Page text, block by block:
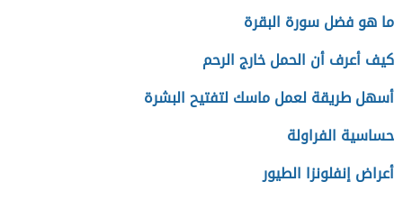
ما هو فضل سورة البقرة
كيف أعرف أن الحمل خارج الرحم
أسهل طريقة لعمل ماسك لتفتيح البشرة
حساسية الفراولة
أعراض إنفلونزا الطيور